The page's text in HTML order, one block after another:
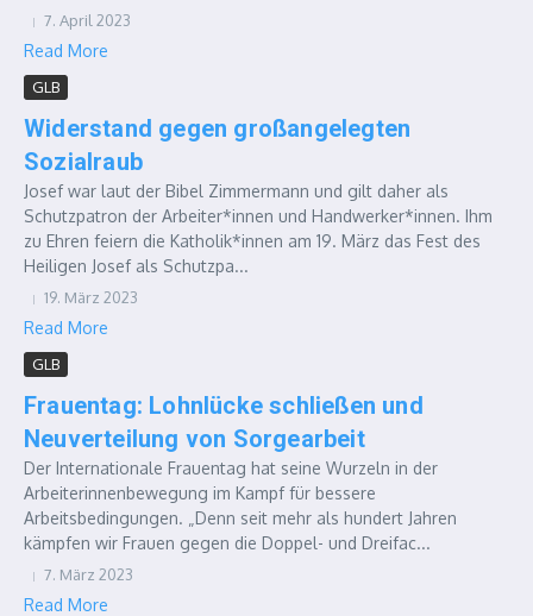
7. April 2023
Read More
GLB
Widerstand gegen großangelegten
Sozialraub
Josef war laut der Bibel Zimmermann und gilt daher als
Schutzpatron der Arbeiter*innen und Handwerker*innen. Ihm
zu Ehren feiern die Katholik*innen am 19. März das Fest des
Heiligen Josef als Schutzpa...
19. März 2023
Read More
GLB
Frauentag: Lohnlücke schließen und
Neuverteilung von Sorgearbeit
Der Internationale Frauentag hat seine Wurzeln in der
Arbeiterinnenbewegung im Kampf für bessere
Arbeitsbedingungen. „Denn seit mehr als hundert Jahren
kämpfen wir Frauen gegen die Doppel- und Dreifac...
7. März 2023
Read More